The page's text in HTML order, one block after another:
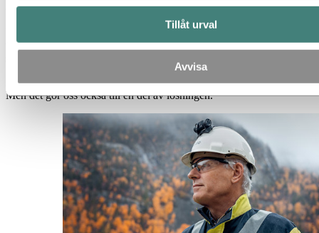
Tillåt urval
Avvisa
övergång.
Näringslivet spelar en viktig roll, eftersom vi kan utveckla nya
teknologier och lösningar för att bidra till utsläppsminskningar,
För Hydro som industriföretag vet vi att vi är en del av problemet.
Men det gör oss också till en del av lösningen.